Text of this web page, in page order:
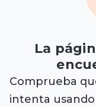
La
Comprueba
intenta